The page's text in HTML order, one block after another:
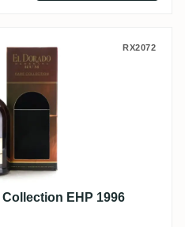
Rare Collection EHP
RX2072
EHP 1996